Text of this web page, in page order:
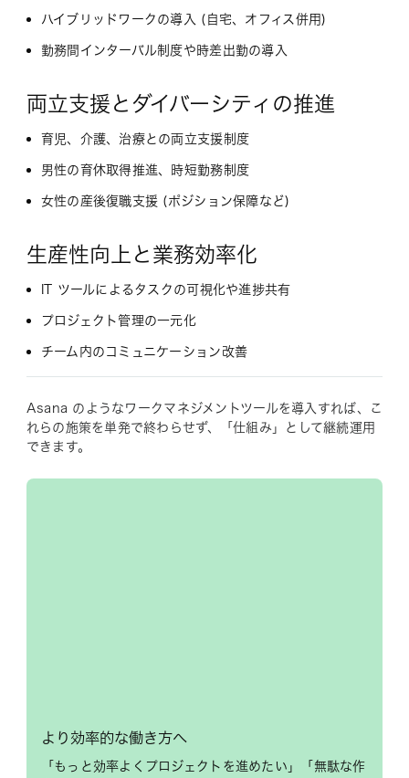
ハイブリッドワークの導入 (自宅、オフィス併用)
勤務間インターバル制度や時差出勤の導入
両立支援とダイバーシティの推進
育児、介護、治療との両立支援制度
男性の育休取得推進、時短勤務制度
女性の産後復職支援 (ポジション保障など)
生産性向上と業務効率化
IT ツールによるタスクの可視化や進捗共有
プロジェクト管理の一元化
チーム内のコミュニケーション改善
Asana のようなワークマネジメントツールを導入すれば、こ
れらの施策を単発で終わらせず、「仕組み」として継続運用
できます。
より効率的な働き方へ
「もっと効率よくプロジェクトを進めたい」「無駄な作